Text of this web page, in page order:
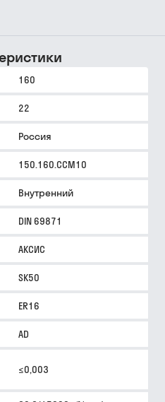
160
22
Россия
150.160.CCM10
Внутренний
DIN 69871
АКСИС
SK50
ER16
AD
≤0,003